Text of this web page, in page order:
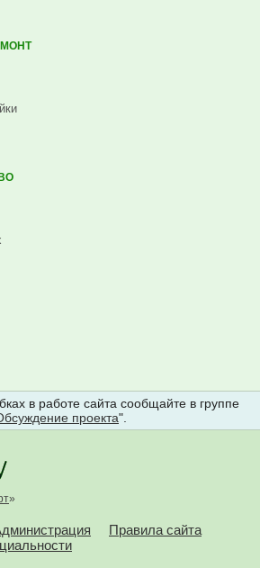
в работе сайта сообщайте в группе
проекта".
»
Правила сайта